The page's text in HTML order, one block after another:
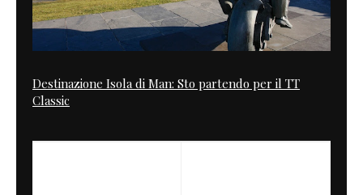
Destinazione Isola di Man: Sto partendo per il TT
Classic